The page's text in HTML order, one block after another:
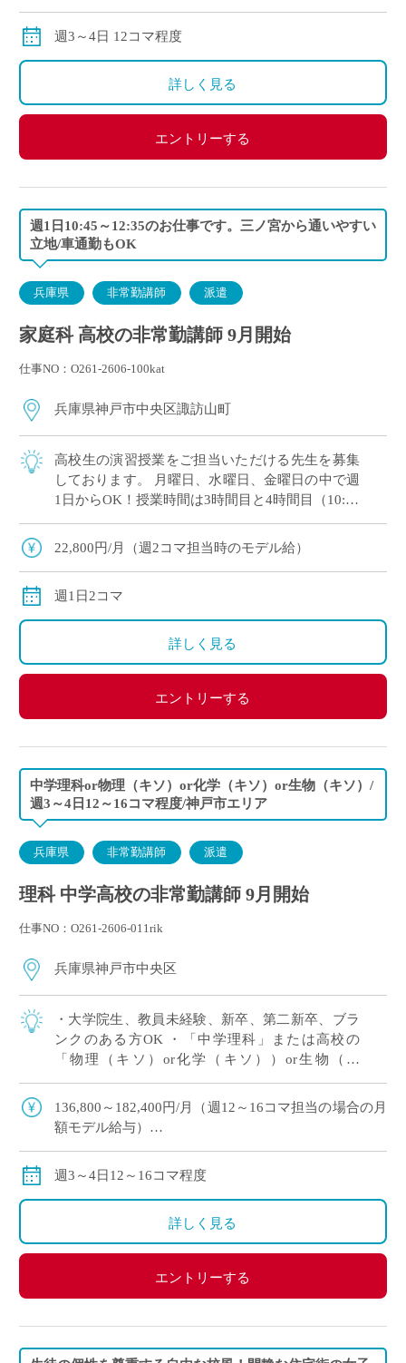
交通費：別途全額支給
※ご勤務スタート時期によって、初月の給与は日割計
週3～4日 12コマ程度
詳しく見る
エントリーする
週1日10:45～12:35のお仕事です。三ノ宮から通いやすい
立地/車通勤もOK
兵庫県 非常勤講師 派遣
家庭科 高校の非常勤講師 9月開始
仕事NO：O261-2606-100kat
兵庫県神戸市中央区諏訪山町
高校生の演習授業をご担当いただける先生を募集
しております。 月曜日、水曜日、金曜日の中で週
1日からOK！授業時間は3時間目と4時間目（10:45
～12:35） 学校まで三ノ宮駅から20分、西宮北口
駅から30分、梅田駅から […]
22,800円/月（週2コマ担当時のモデル給）
週1日2コマ
詳しく見る
エントリーする
中学理科or物理（キソ）or化学（キソ）or生物（キソ）/
週3～4日12～16コマ程度/神戸市エリア
兵庫県 非常勤講師 派遣
理科 中学高校の非常勤講師 9月開始
仕事NO：O261-2606-011rik
兵庫県神戸市中央区
・大学院生、教員未経験、新卒、第二新卒、ブラ
ンクのある方OK ・「中学理科」または高校の
「物理（キソ）or化学（キソ））or生物（キ
ソ）」の中でご希望をおっしゃってください！ 、
週3～4日12～16コマ程度の中で相談OK […]
136,800～182,400円/月（週12～16コマ担当の場合の月
額モデル給与）
交通費：別途全額支給
※ご勤務スタート時期によって、初月の給与は日割計
週3～4日12～16コマ程度
詳しく見る
エントリーする